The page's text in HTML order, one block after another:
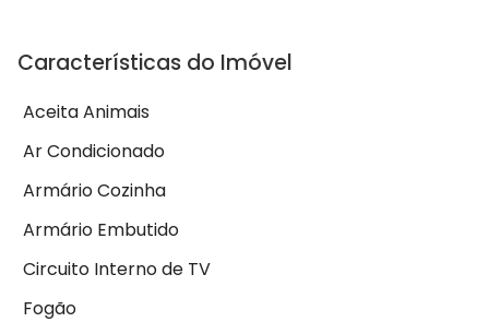
Características do Imóvel
Aceita Animais
Ar Condicionado
Armário Cozinha
Armário Embutido
Circuito Interno de TV
Fogão